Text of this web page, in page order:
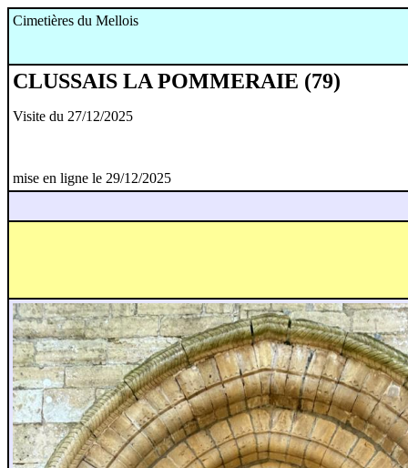
Cimetières du Mellois
CLUSSAIS LA POMMERAIE (79)
Visite du 27/12/2025
mise en ligne le 29/12/2025